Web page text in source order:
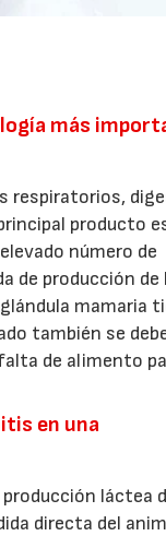
más
respiratorios,
producto
número de
de producción de
mamaria
también se
de alimento
en una
láctea
directa del